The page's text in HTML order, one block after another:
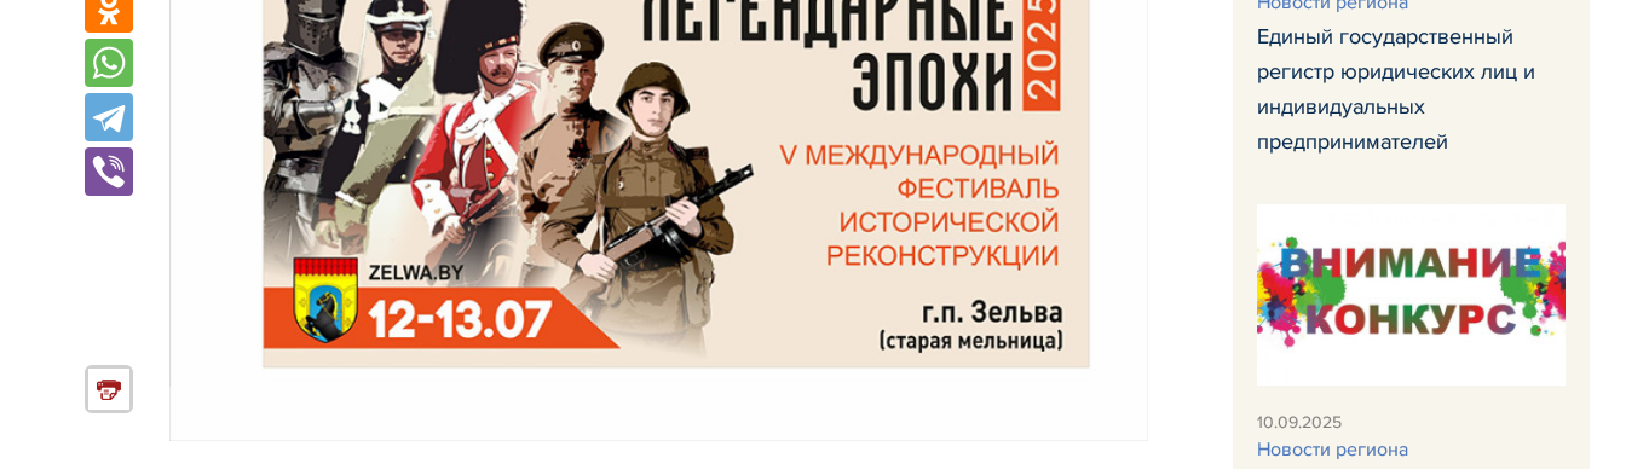
Единый государственный
регистр юридических лиц и
индивидуальных
предпринимателей
10.09.2025
Новости региона